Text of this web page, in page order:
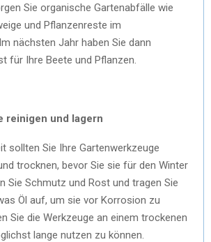
Sie organische Gartenabfälle wie
und Pflanzenreste im
nächsten Jahr haben Sie dann
für Ihre Beete und Pflanzen.
reinigen und lagern
sollten Sie Ihre Gartenwerkzeuge
trocknen, bevor Sie sie für den Winter
Sie Schmutz und Rost und tragen Sie
Öl auf, um sie vor Korrosion zu
Sie die Werkzeuge an einem trockenen
lange nutzen zu können.